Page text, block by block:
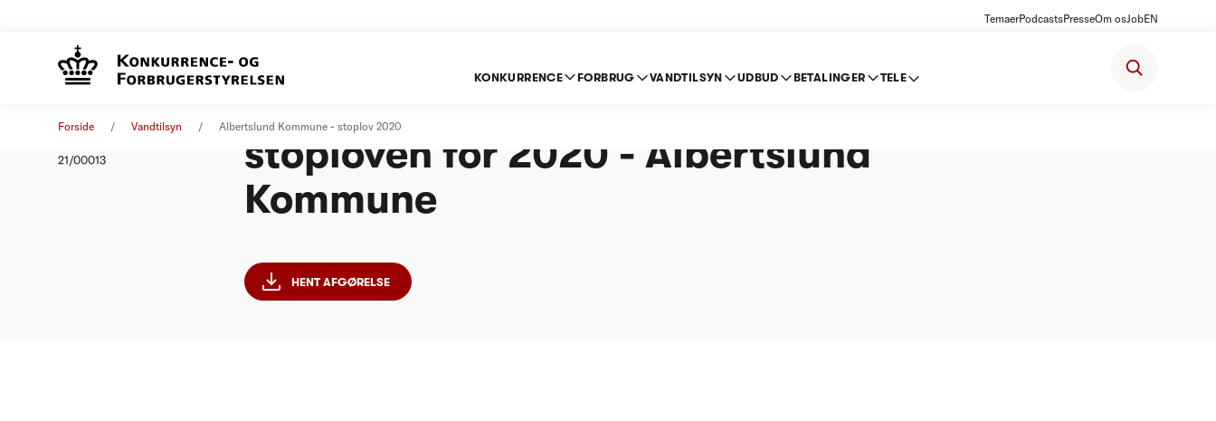
TemaerPodcastsPresseOm osJobEN
KONKURRENCE FORBRUG VANDTILSYN UDBUD BETALINGER TELE
Forside Vandtilsyn Albertslund Kommune - stoplov 2020
21/00013
stoploven for 2020 - Albertslund
Kommune
HENT AFGØRELSE